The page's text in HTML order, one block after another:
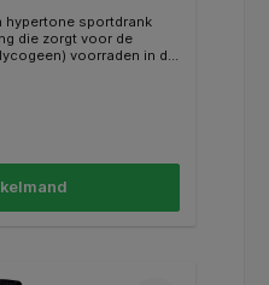
hypertone sportdrank
die zorgt voor de
voorraden in de